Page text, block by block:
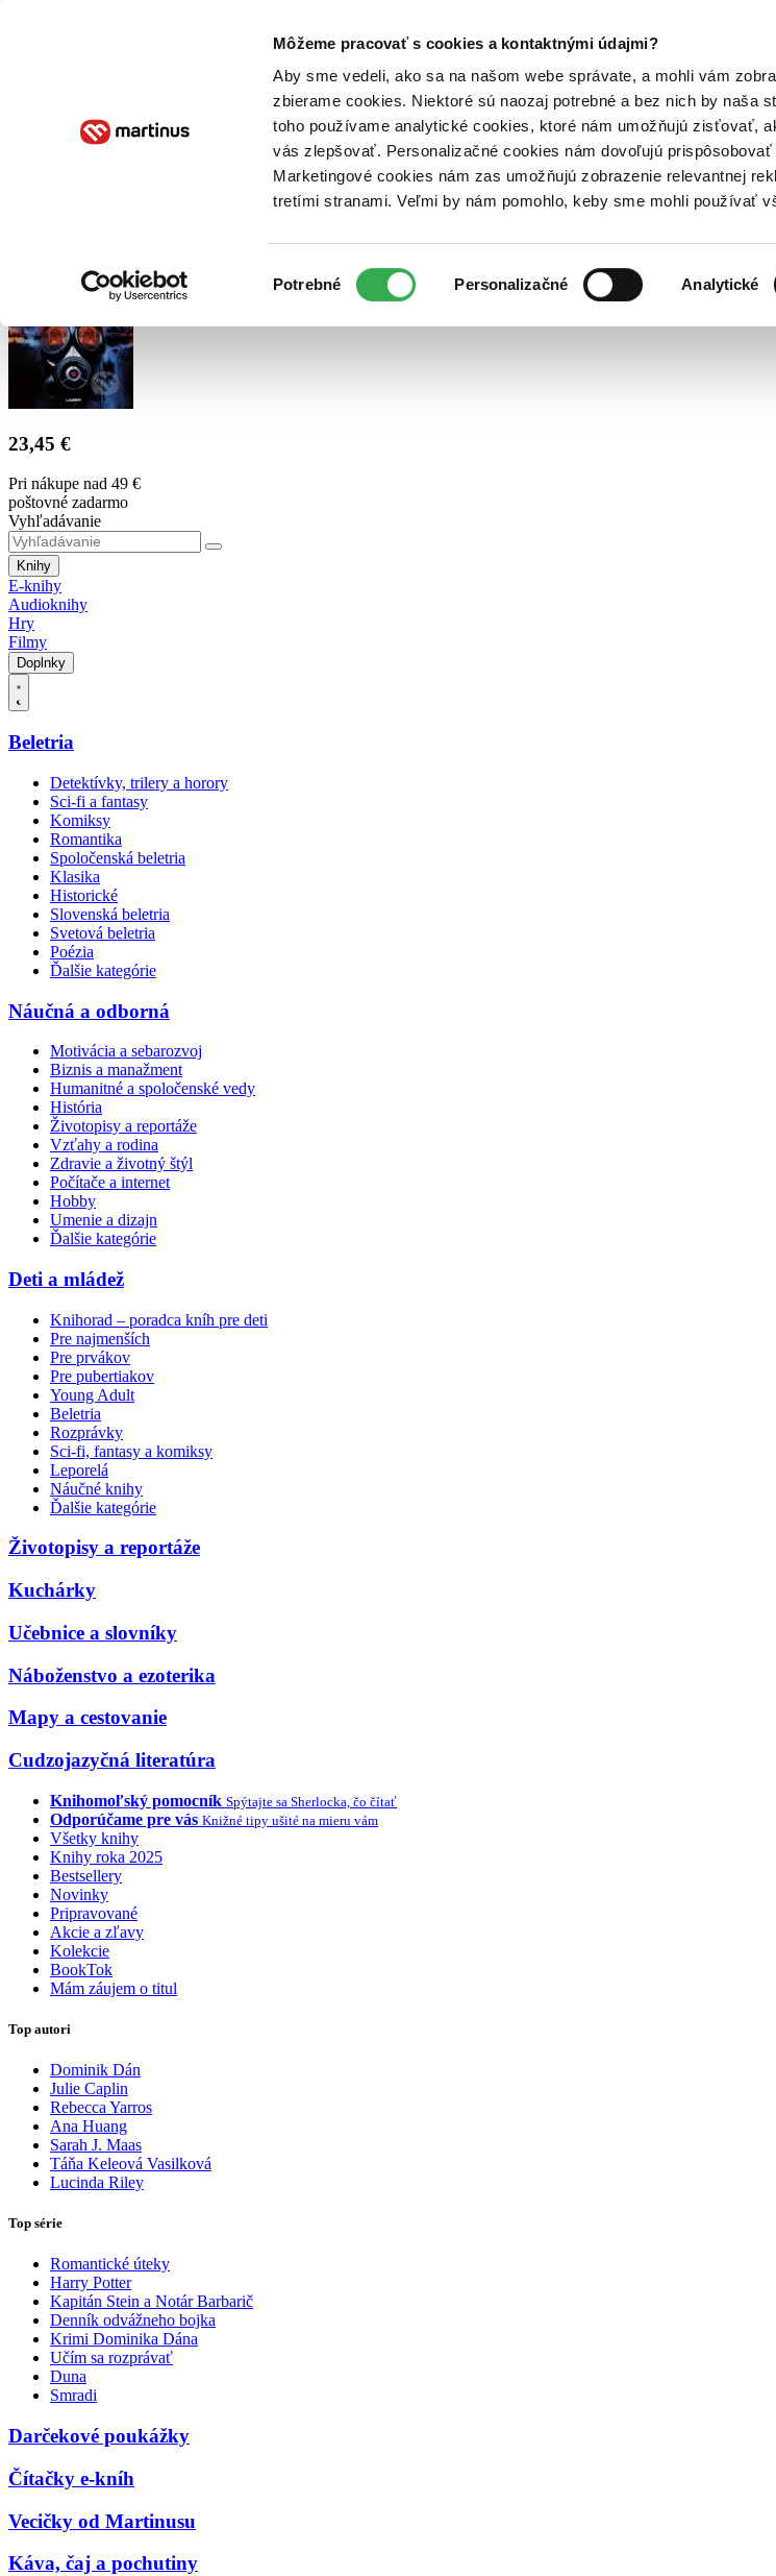
Môžeme pracovať s cookies a kontaktnými údajmi?
Aby sme vedeli, ako sa na našom webe správate, a mohli vám
zbierame cookies. Niektoré sú naozaj potrebné a bez nich by naša
toho používame analytické cookies, ktoré nám umožňujú zisťovať,
vás zlepšovať. Personalizačné cookies nám dovoľujú
Marketingové cookies nám zas umožňujú zobrazenie relevantnej
tretími stranami. Veľmi by nám pomohlo, keby sme mohli používať
súhlasu
Potrebné Personalizačné Analytické
Poukážky Kontakt
23,45 €
Pri nákupe nad 49 €
poštovné zadarmo
Vyhľadávanie
Knihy
E-knihy
Audioknihy
Hry
Filmy
Doplnky
Beletria
Detektívky, trilery a horory
Sci-fi a fantasy
Komiksy
Romantika
Spoločenská beletria
Klasika
Historické
Slovenská beletria
Svetová beletria
Poézia
Ďalšie kategórie
Náučná a odborná
Motivácia a sebarozvoj
Biznis a manažment
Humanitné a spoločenské vedy
História
Životopisy a reportáže
Vzťahy a rodina
Zdravie a životný štýl
Počítače a internet
Hobby
Umenie a dizajn
Ďalšie kategórie
Deti a mládež
Knihorad – poradca kníh pre deti
Pre najmenších
Pre prvákov
Pre pubertiakov
Young Adult
Beletria
Rozprávky
Sci-fi, fantasy a komiksy
Leporelá
Náučné knihy
Ďalšie kategórie
Životopisy a reportáže
Kuchárky
Učebnice a slovníky
Náboženstvo a ezoterika
Mapy a cestovanie
Cudzojazyčná literatúra
Knihomoľský pomocník Spýtajte sa Sherlocka, čo čítať
Odporúčame pre vás Knižné tipy ušité na mieru vám
Všetky knihy
Knihy roka 2025
Bestsellery
Novinky
Pripravované
Akcie a zľavy
Kolekcie
BookTok
Mám záujem o titul
Top autori
Dominik Dán
Julie Caplin
Rebecca Yarros
Ana Huang
Sarah J. Maas
Táňa Keleová Vasilková
Lucinda Riley
Top série
Romantické úteky
Harry Potter
Kapitán Stein a Notár Barbarič
Denník odvážneho bojka
Krimi Dominika Dána
Učím sa rozprávať
Duna
Smradi
Darčekové poukážky
Čítačky e-kníh
Vecičky od Martinusu
Káva, čaj a pochutiny